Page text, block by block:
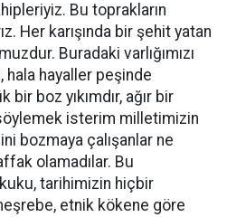
Bu toprakların
Her karışında bir şehit yatan
Buradaki varlığımızı
hala hayaller peşinde
bir boz yıkımdır, ağır bir
isterim milletimizin
bozmaya çalışanlar ne
olamadılar. Bu
tarihimizin hiçbir
etnik kökene göre